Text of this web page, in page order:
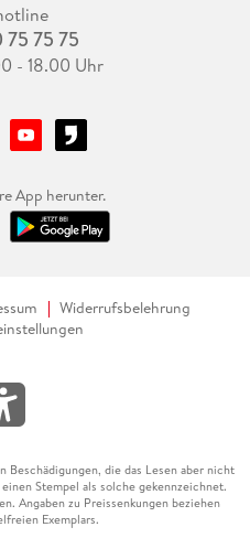
75 75
- 18.00 Uhr
App herunter.
Widerrufsbelehrung
die das Lesen aber nicht
Stempel als solche gekennzeichnet.
Angaben zu Preissenkungen beziehen
Exemplars.